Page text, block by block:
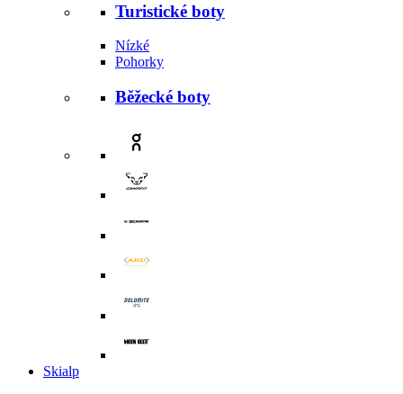
Turistické boty
Nízké
Pohorky
Běžecké boty
Skialp